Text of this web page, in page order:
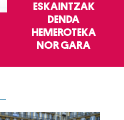
ESKAINTZAK
DENDA
HEMEROTEKA
NOR GARA